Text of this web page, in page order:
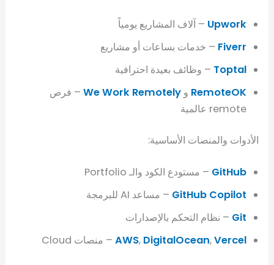
Upwork – آلاف المشاريع يومياً
Fiverr – خدمات بساعات أو مشاريع
Toptal – وظائف بعيدة احترافية
RemoteOK وWe Work Remotely – فرص
remote عالمية
الأدوات والمنصات الأساسية:
GitHub – مستودع الكود والـ Portfolio
GitHub Copilot – مساعد AI للبرمجة
Git – نظام التحكم بالإصدارات
AWS, DigitalOcean,Vercel – منصات Cloud